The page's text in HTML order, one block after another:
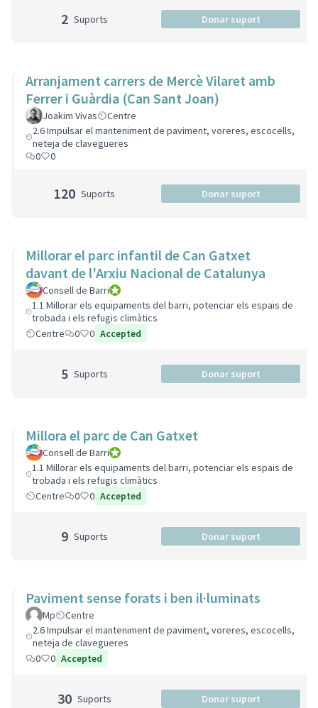
2 Suports Donar suport
Arranjament carrers de Mercè Vilaret amb
Ferrer i Guàrdia (Can Sant Joan)
Joakim Vivas
Centre
2.6 Impulsar el manteniment de paviment, voreres, escocells,
neteja de clavegueres
0
0
120 Suports Donar suport
Millorar el parc infantil de Can Gatxet
davant de l'Arxiu Nacional de Catalunya
Consell de BarriConsell de Barri
1.1 Millorar els equipaments del barri, potenciar els espais de
trobada i els refugis climàtics
Centre
0 0 Accepted
5 Suports Donar suport
Millora el parc de Can Gatxet
Consell de BarriConsell de Barri
1.1 Millorar els equipaments del barri, potenciar els espais de
trobada i els refugis climàtics
Centre
0 0 Accepted
9 Suports Donar suport
Paviment sense forats i ben il·luminats
Mp
Centre
2.6 Impulsar el manteniment de paviment, voreres, escocells,
neteja de clavegueres
0
0 Accepted
30 Suports Donar suport